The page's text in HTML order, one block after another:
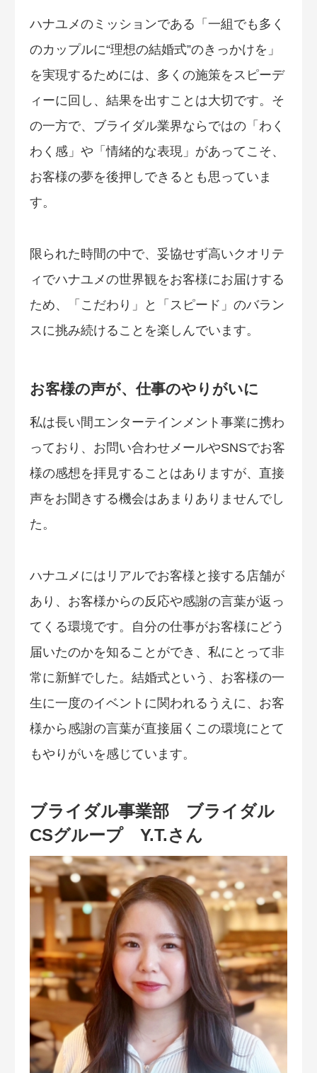
ハナユメのミッションである「一組でも多く
のカップルに“理想の結婚式”のきっかけを」
を実現するためには、多くの施策をスピーデ
ィーに回し、結果を出すことは大切です。そ
の一方で、ブライダル業界ならではの「わく
わく感」や「情緒的な表現」があってこそ、
お客様の夢を後押しできるとも思っていま
す。
限られた時間の中で、妥協せず高いクオリテ
ィでハナユメの世界観をお客様にお届けする
ため、「こだわり」と「スピード」のバラン
スに挑み続けることを楽しんでいます。
お客様の声が、仕事のやりがいに
私は長い間エンターテインメント事業に携わ
っており、お問い合わせメールやSNSでお客
様の感想を拝見することはありますが、直接
声をお聞きする機会はあまりありませんでし
た。
ハナユメにはリアルでお客様と接する店舗が
あり、お客様からの反応や感謝の言葉が返っ
てくる環境です。自分の仕事がお客様にどう
届いたのかを知ることができ、私にとって非
常に新鮮でした。結婚式という、お客様の一
生に一度のイベントに関われるうえに、お客
様から感謝の言葉が直接届くこの環境にとて
もやりがいを感じています。
ブライダル事業部 ブライダル
CSグループ Y.T.さん